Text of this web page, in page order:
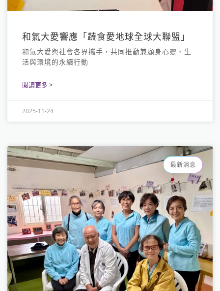
和氣大愛響應「蔬食愛地球全球大聯盟」
和氣大愛與社會各界攜手，共同推動兼顧身心靈、生
活與環境的永續行動
閱讀更多 >
2025-11-24
最新消息